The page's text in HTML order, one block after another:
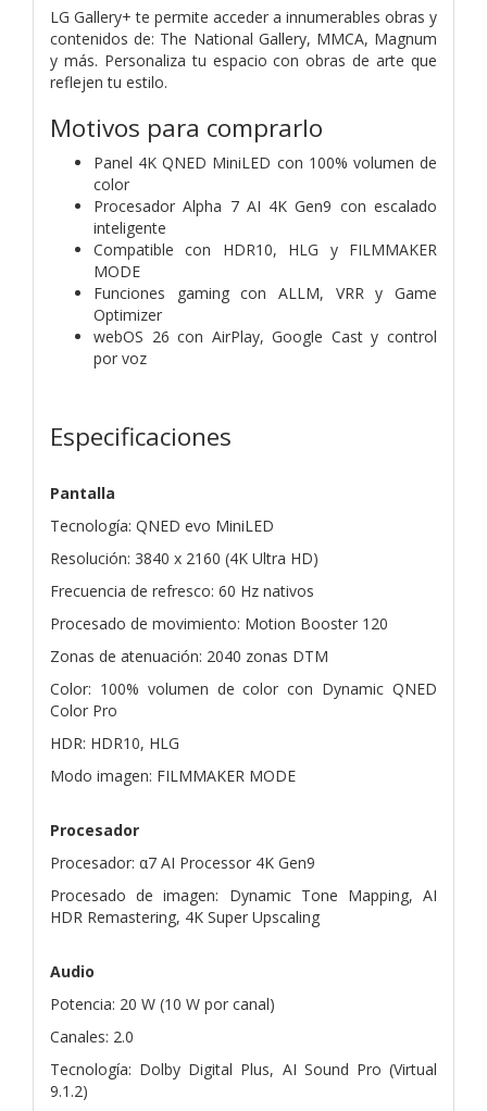
LG Gallery+ te permite acceder a innumerables obras y
contenidos de: The National Gallery, MMCA, Magnum
y más. Personaliza tu espacio con obras de arte que
reflejen tu estilo.
Motivos para comprarlo
Panel 4K QNED MiniLED con 100% volumen de
color
Procesador Alpha 7 AI 4K Gen9 con escalado
inteligente
Compatible con HDR10, HLG y FILMMAKER
MODE
Funciones gaming con ALLM, VRR y Game
Optimizer
webOS 26 con AirPlay, Google Cast y control
por voz
Especificaciones
Pantalla
Tecnología: QNED evo MiniLED
Resolución: 3840 x 2160 (4K Ultra HD)
Frecuencia de refresco: 60 Hz nativos
Procesado de movimiento: Motion Booster 120
Zonas de atenuación: 2040 zonas DTM
Color: 100% volumen de color con Dynamic QNED
Color Pro
HDR: HDR10, HLG
Modo imagen: FILMMAKER MODE
Procesador
Procesador: α7 AI Processor 4K Gen9
Procesado de imagen: Dynamic Tone Mapping, AI
HDR Remastering, 4K Super Upscaling
Audio
Potencia: 20 W (10 W por canal)
Canales: 2.0
Tecnología: Dolby Digital Plus, AI Sound Pro (Virtual
9.1.2)